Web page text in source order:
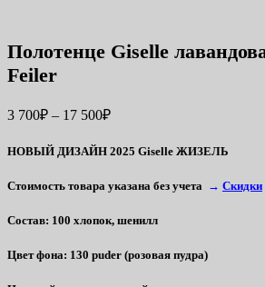
Полотенце Giselle
Feiler
3 700₽ – 17 500₽
НОВЫЙ ДИЗАЙН 2025 Giselle ЖИЗЕЛЬ
Стоимость товара указана без учета → Скидки
Состав: 100 хлопок, шенилл
Цвет фона: 130 puder (розовая пудра)